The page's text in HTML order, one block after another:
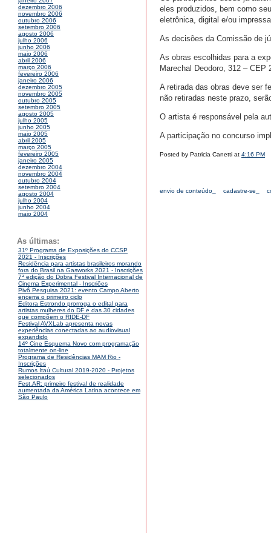
dezembro 2006
novembro 2006
outubro 2006
setembro 2006
agosto 2006
julho 2006
junho 2006
maio 2006
abril 2006
março 2006
fevereiro 2006
janeiro 2006
dezembro 2005
novembro 2005
outubro 2005
setembro 2005
agosto 2005
julho 2005
junho 2005
maio 2005
abril 2005
março 2005
fevereiro 2005
janeiro 2005
dezembro 2004
novembro 2004
outubro 2004
setembro 2004
agosto 2004
julho 2004
junho 2004
maio 2004
As últimas:
31º Programa de Exposições do CCSP
2021 - Inscrições
Residência para artistas brasileiros morando
fora do Brasil na Gasworks 2021 - Inscrições
7ª edição do Dobra Festival Internacional de
Cinema Experimental - Inscriões
Pivô Pesquisa 2021: evento Campo Aberto
encerra o primeiro ciclo
Editora Estrondo prorroga o edital para
artistas mulheres do DF e das 30 cidades
que compõem o RIDE-DF
Festival AVXLab apresenta novas
experiências conectadas ao audiovisual
expandido
14º Cine Esquema Novo com programação
totalmente on-line
Programa de Residências MAM Rio -
Inscrições
Rumos Itaú Cultural 2019-2020 - Projetos
selecionados
Fest.AR: primeiro festival de realidade
aumentada da América Latina acontece em
São Paulo
eles produzidos, bem como
eletrônica, digital e/ou
As decisões da Comissão de
As obras escolhidas para a
Marechal Deodoro, 312 –
A retirada das obras deve ser
não retiradas neste prazo,
O artista é responsável pela
A participação no concurso
Posted by Patricia Canetti at 4:16 PM
envio de conteúdo_ cadastre-se_